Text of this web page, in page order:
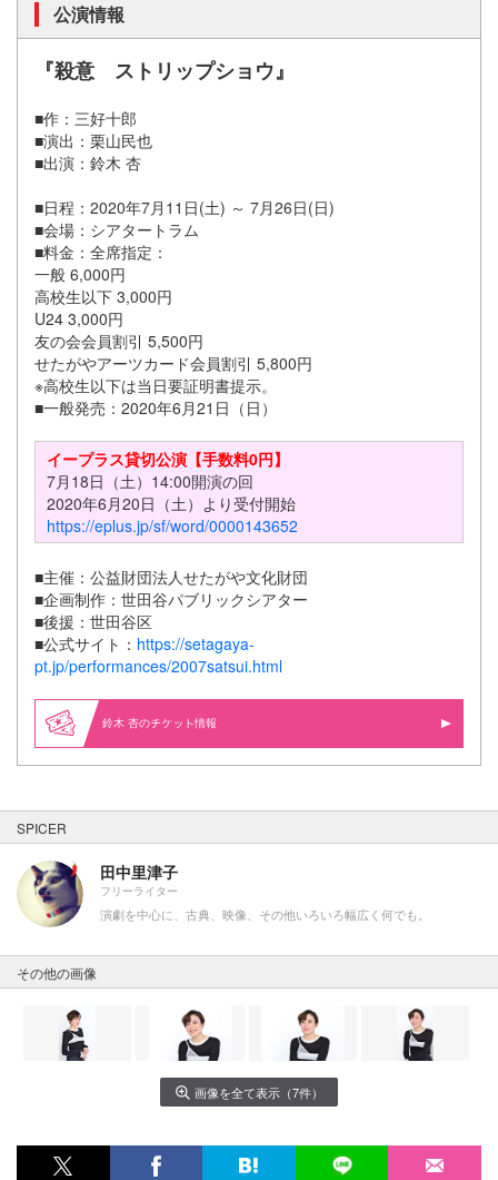
公演情報
『殺意 ストリップショウ』
■作：三好十郎
■演出：栗山民也
■出演：鈴木 杏
■日程：2020年7月11日(土) ～ 7月26日(日)
■会場：シアタートラム
■料金：全席指定：
一般 6,000円
高校生以下 3,000円
U24 3,000円
友の会会員割引 5,500円
せたがやアーツカード会員割引 5,800円
※高校生以下は当日要証明書提示。
■一般発売：2020年6月21日（日）
イープラス貸切公演【手数料0円】
7月18日（土）14:00開演の回
2020年6月20日（土）より受付開始
https://eplus.jp/sf/word/0000143652
■主催：公益財団法人せたがや文化財団
■企画制作：世田谷パブリックシアター
■後援：世田谷区
■公式サイト： https://setagaya-
pt.jp/performances/2007satsui.html
鈴木 杏の 情報
SPICER
田中里津子
フリーライター
演劇を中心に、古典、映像、その他いろいろ幅広く何でも。
その他の画像
画像を全て表示（7件）